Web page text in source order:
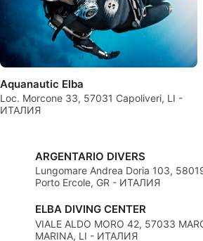
Aquanautic Elba
Loc. Morcone 33, 57031 Capoliveri, LI -
ИТАЛИЯ
ARGENTARIO DIVERS
Lungomare Andrea Doria 103,
Porto Ercole, GR - ИТАЛИЯ
ELBA DIVING CENTER
VIALE ALDO MORO 42, 57033
MARINA, LI - ИТАЛИЯ
Определение эффективности
Понимание аудитории с помощью
источников
Использование ограниченных
Идентификация устройств на
Необходимо